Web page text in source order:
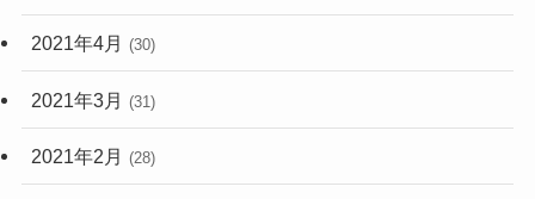
2021年4月 (30)
2021年3月 (31)
2021年2月 (28)